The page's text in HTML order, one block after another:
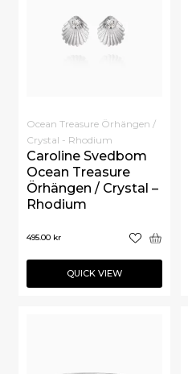
Ocean Treasure Örhängen /
Crystal - Rhodium
Caroline Svedbom
Ocean Treasure
Örhängen / Crystal –
Rhodium
495.00 kr
QUICK VIEW